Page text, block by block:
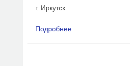
г. Иркутск
Подробнее